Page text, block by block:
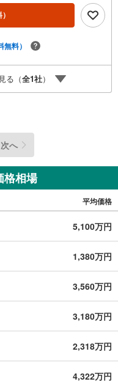
ージ■小学校が徒歩10分以
屋根塗装・キッチン新調・
ス貼替・洗面台、トイレ交
に♪〇定休日はございま
合に可能な限りおこたえ
くは弊社HPをご覧ください
無料）
る（全1社）
次へ
格相場
平均価格
5,100万円
1,380万円
3,560万円
3,180万円
2,318万円
4,322万円